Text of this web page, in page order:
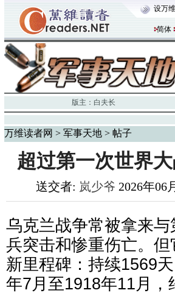
设万
简体
版主： 白夫长
万维读者网 > 军事天地 > 帖子
超过第一次世界
送交者: 岚少爷 2026年06
乌克兰战争常被拿来
兵突击和惨重伤亡。
新里程碑：持续1569
年7月至1918年11月，